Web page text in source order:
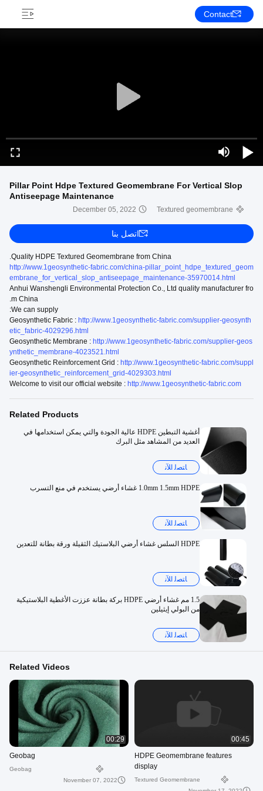
Contact
Pillar Point Hdpe Textured Geomembrane For Vertical Slop
Antiseepage Maintenance
Textured geomembrane
December 05, 2022
اتصل بنا
Quality HDPE Textured Geomembrane from China.
http://www.1geosynthetic-fabric.com/china-pillar_point_hdpe_textured_geom
embrane_for_vertical_slop_antiseepage_maintenance-35970014.html
Anhui Wanshengli Environmental Protection Co., Ltd quality manufacturer fro
m China.
We can supply:
Geosynthetic Fabric : http://www.1geosynthetic-fabric.com/supplier-geosynth
etic_fabric-4029296.html
Geosynthetic Membrane : http://www.1geosynthetic-fabric.com/supplier-geos
ynthetic_membrane-4023521.html
Geosynthetic Reinforcement Grid : http://www.1geosynthetic-fabric.com/suppl
ier-geosynthetic_reinforcement_grid-4029303.html
Welcome to visit our official website : http://www.1geosynthetic-fabric.com
Related Products
أغشية التبطين HDPE عالية الجودة والتي يمكن استخدامها في
العديد من المشاهد مثل البرك
ﺎﺘﺼﻟ ﺍﻶﻧ
1.0mm 1.5mm HDPE غشاء أرضي يستخدم في منع التسرب
ﺎﺘﺼﻟ ﺍﻶﻧ
HDPE السلس غشاء أرضي البلاستيك الثقيلة ورقة بطانة للتعدين
ﺎﺘﺼﻟ ﺍﻶﻧ
1.5 مم غشاء أرضي HDPE بركة بطانة عززت الأغطية البلاستيكية
من البولي إيثيلين
ﺎﺘﺼﻟ ﺍﻶﻧ
Related Videos
00:45
HDPE Geomembrane features
display
Textured Geomembrane
00:29
Geobag
Geobag
November 07, 2022